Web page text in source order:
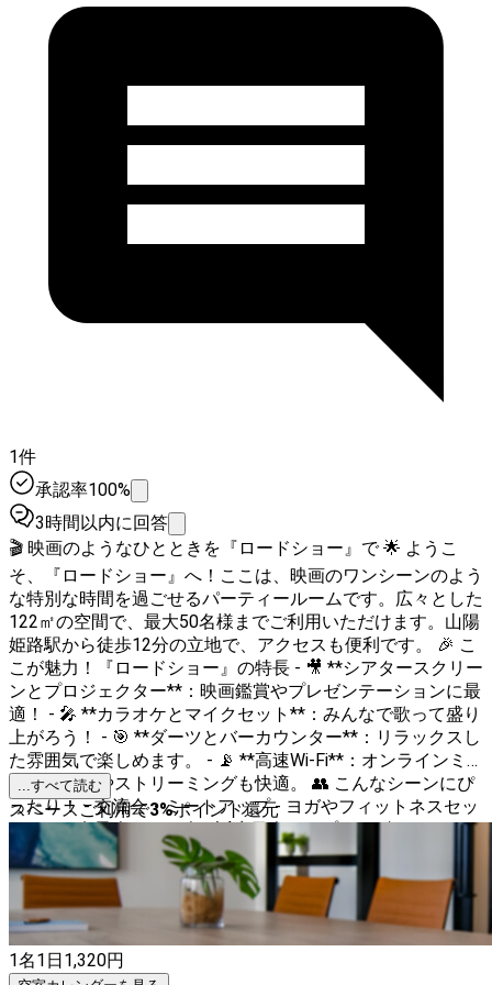
1件
承認率100%
3時間以内に回答
🎬 映画のようなひとときを『ロードショー』で 🌟 ようこ
そ、『ロードショー』へ！ここは、映画のワンシーンのよう
な特別な時間を過ごせるパーティールームです。広々とした
122㎡の空間で、最大50名様までご利用いただけます。山陽
姫路駅から徒歩12分の立地で、アクセスも便利です。 🎉 こ
こが魅力！『ロードショー』の特長 - 🎥 **シアタースクリー
ンとプロジェクター**：映画鑑賞やプレゼンテーションに最
適！ - 🎤 **カラオケとマイクセット**：みんなで歌って盛り
上がろう！ - 🎯 **ダーツとバーカウンター**：リラックスし
た雰囲気で楽しめます。 - 📡 **高速Wi-Fi**：オンラインミ
ーティングやストリーミングも快適。 👥 こんなシーンにぴ
ったり！ - 交流会・ミートアップ - ヨガやフィットネスセッ
ション - 女子会やママ会 - 誕生日会やサプライズパーティー
- 歓迎会・送別会 - 勉強会・セミナー - 打ち上げやオフ会 🌟
ここでしか味わえない特別な時間を、ぜひ『ロードショー』
でお楽しみください。映画のような素敵な思い出を作りまし
ょう！ 🎈
...すべて読む
スペースご利用で3%ポイント還元
1名1日1,320円